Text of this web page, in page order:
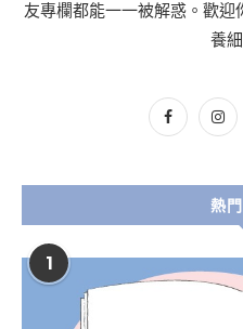
友專欄都能一一被解惑。歡
養
熱
1